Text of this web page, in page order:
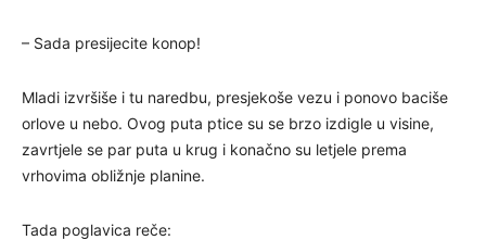
– Sada presijecite konop!
Mladi izvršiše i tu naredbu, presjekoše vezu i ponovo baciše
orlove u nebo. Ovog puta ptice su se brzo izdigle u visine,
zavrtjele se par puta u krug i konačno su letjele prema
vrhovima obližnje planine.
Tada poglavica reče: